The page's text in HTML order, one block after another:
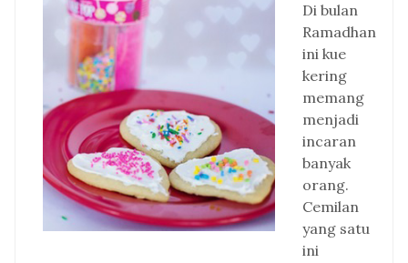
Di bulan
Ramadhan
ini kue
kering
memang
menjadi
incaran
banyak
orang.
Cemilan
yang satu
ini